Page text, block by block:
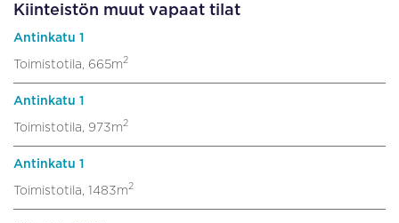
Kiinteistön muut vapaat tilat
Antinkatu 1
Toimistotila, 665m2
Antinkatu 1
Toimistotila, 973m2
Antinkatu 1
Toimistotila, 1483m2